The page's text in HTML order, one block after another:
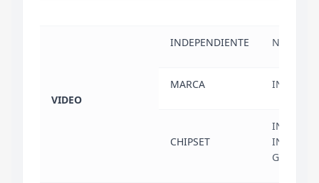
VIDEO
INDEPENDIENTE NO
MARCA INTEL
CHIPSET
INTEL